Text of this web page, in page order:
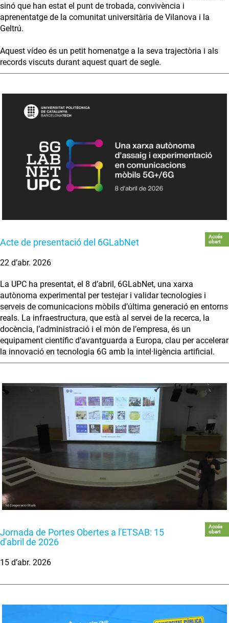
sinó que han estat el punt de trobada, convivència i
aprenentatge de la comunitat universitària de Vilanova i la
Geltrú.
Aquest vídeo és un petit homenatge a la seva trajectòria i als
records viscuts durant aquest quart de segle.
Acte de presentació del 6GLabNet
Accés
obert
22 d’abr. 2026
La UPC ha presentat, el 8 d’abril, 6GLabNet, una xarxa
autònoma experimental per testejar i validar tecnologies i
serveis de comunicacions mòbils d’última generació en entorns
reals. La infraestructura, que està al servei de la recerca, la
docència, l’administració i el món de l’empresa, és un
equipament científic d’avantguarda a Europa, clau per accelerar
la innovació en tecnologia 6G amb la intel·ligència artificial.
Jornada de Portes Obertes a l'ETSAB: 15
d'abril de 2026
Accés
obert
15 d’abr. 2026